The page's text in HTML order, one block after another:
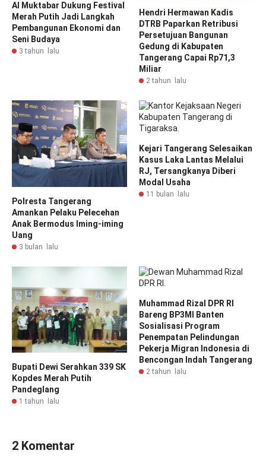
Al Muktabar Dukung Festival
Merah Putih Jadi Langkah
Pembangunan Ekonomi dan
Seni Budaya
3 tahun lalu
Hendri Hermawan Kadis
DTRB Paparkan Retribusi
Persetujuan Bangunan
Gedung di Kabupaten
Tangerang Capai Rp71,3
Miliar
2 tahun lalu
Polresta Tangerang
Amankan Pelaku Pelecehan
Anak Bermodus Iming-iming
Uang
3 bulan lalu
Kejari Tangerang Selesaikan
Kasus Laka Lantas Melalui
RJ, Tersangkanya Diberi
Modal Usaha
11 bulan lalu
Bupati Dewi Serahkan 339 SK
Kopdes Merah Putih
Pandeglang
1 tahun lalu
Muhammad Rizal DPR RI
Bareng BP3MI Banten
Sosialisasi Program
Penempatan Pelindungan
Pekerja Migran Indonesia di
Bencongan Indah Tangerang
2 tahun lalu
2 Komentar